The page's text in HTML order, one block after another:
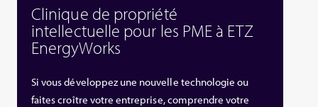
Clinique de propriété
intellectuelle pour les PME à ETZ
EnergyWorks
Si vous développez une nouvelle technologie ou
faites croître votre entreprise, comprendre votre